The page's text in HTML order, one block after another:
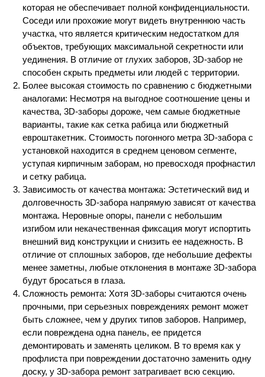
которая не обеспечивает полной конфиденциальности.
Соседи или прохожие могут видеть внутреннюю часть
участка, что является критическим недостатком для
объектов, требующих максимальной секретности или
уединения. В отличие от глухих заборов, 3D-забор не
способен скрыть предметы или людей с территории.
Более высокая стоимость по сравнению с бюджетными
аналогами: Несмотря на выгодное соотношение цены и
качества, 3D-заборы дороже, чем самые бюджетные
варианты, такие как сетка рабица или бюджетный
евроштакетник. Стоимость погонного метра 3D-забора с
установкой находится в среднем ценовом сегменте,
уступая кирпичным заборам, но превосходя профнастил
и сетку рабица.
Зависимость от качества монтажа: Эстетический вид и
долговечность 3D-забора напрямую зависят от качества
монтажа. Неровные опоры, панели с небольшим
изгибом или некачественная фиксация могут испортить
внешний вид конструкции и снизить ее надежность. В
отличие от сплошных заборов, где небольшие дефекты
менее заметны, любые отклонения в монтаже 3D-забора
будут бросаться в глаза.
Сложность ремонта: Хотя 3D-заборы считаются очень
прочными, при серьезных повреждениях ремонт может
быть сложнее, чем у других типов заборов. Например,
если повреждена одна панель, ее придется
демонтировать и заменять целиком. В то время как у
профлиста при повреждении достаточно заменить одну
доску, у 3D-забора ремонт затрагивает всю секцию.